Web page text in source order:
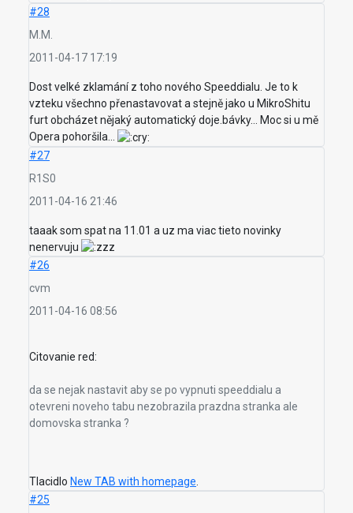
#28
M.M.
2011-04-17 17:19
Dost velké zklamání z toho nového Speeddialu. Je to k
vzteku všechno přenastavovat a stejně jako u MikroShitu
furt obcházet nějaký automatický doje.bávky... Moc si u mě
Opera pohoršila...
#27
R1S0
2011-04-16 21:46
taaak som spat na 11.01 a uz ma viac tieto novinky
nenervuju
#26
cvm
2011-04-16 08:56
Citovanie red:
da se nejak nastavit aby se po vypnuti speeddialu a
otevreni noveho tabu nezobrazila prazdna stranka ale
domovska stranka ?
Tlacidlo New TAB with homepage.
#25